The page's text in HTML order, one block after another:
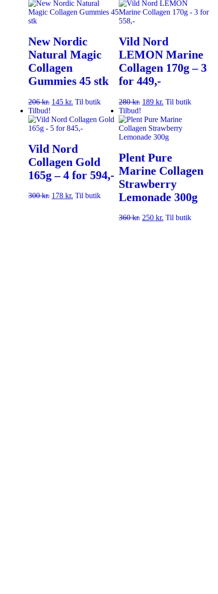
New Nordic
Natural Magic
Collagen
Gummies 45 stk
206kr. 145 kr. Til butik
Vild Nord
LEMON Marine
Collagen 170g – 3
for 449,-
280kr. 189 kr. Til butik
Tilbud!
Vild Nord
Collagen Gold
165g – 4 for 594,-
300kr. 178 kr. Til butik
Tilbud!
Plent Pure
Marine Collagen
Strawberry
Lemonade 300g
360kr. 250 kr. Til butik